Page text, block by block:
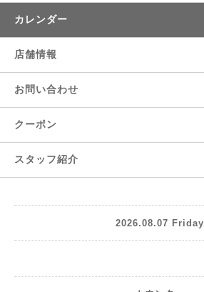
カレンダー
店舗情報
お問い合わせ
クーポン
スタッフ紹介
2026.08.07 Friday